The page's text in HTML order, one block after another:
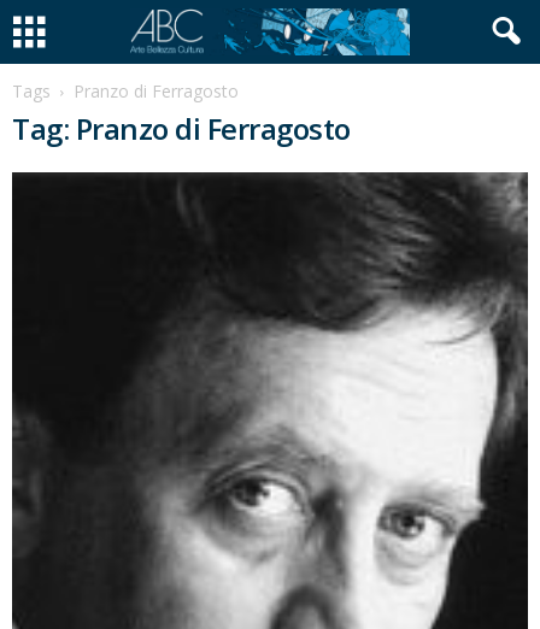
Tags Pranzo di Ferragosto
Tag: Pranzo di Ferragosto